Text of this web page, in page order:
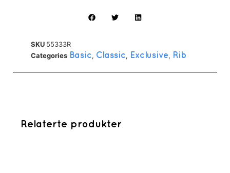
SKU 55333R
Categories Basic, Classic, Exclusive, Rib
Relaterte produkter